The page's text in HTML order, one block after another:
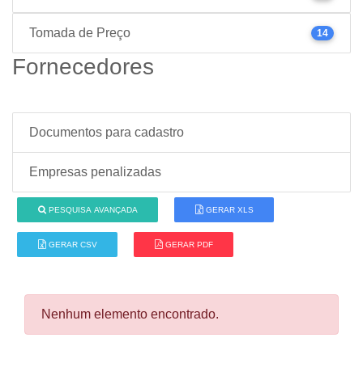
Tomada de Preço 14
Fornecedores
Documentos para cadastro
Empresas penalizadas
PESQUISA AVANÇADA GERAR XLS
GERAR CSV GERAR PDF
Nenhum elemento encontrado.